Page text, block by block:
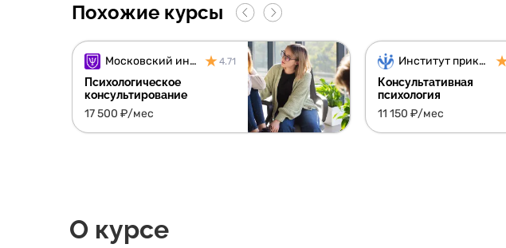
Похожие курсы
Московский институт психологии 4.71
Психологическое
консультирование
17 500 ₽/мес
Институт прикладной психологии
Консультативная
психология
11 150 ₽/мес
О курсе